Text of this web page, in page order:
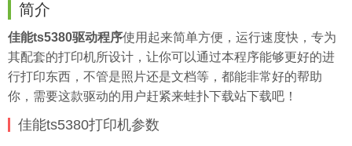
简介
佳能ts5380驱动程序使用起来简单方便，运行速度快，专为
其配套的打印机所设计，让你可以通过本程序能够更好的进
行打印东西，不管是照片还是文档等，都能非常好的帮助
你，需要这款驱动的用户赶紧来蛙扑下载站下载吧！
佳能ts5380打印机参数